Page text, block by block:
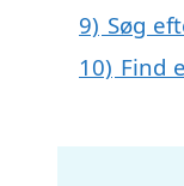
9) Søg
10) Find